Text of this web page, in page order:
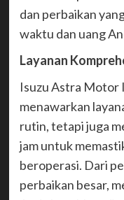
dan perbaikan
waktu dan uang
Layanan
Isuzu Astra Motor
menawarkan
rutin, tetapi juga
jam untuk
beroperasi. Dari
perbaikan besar,